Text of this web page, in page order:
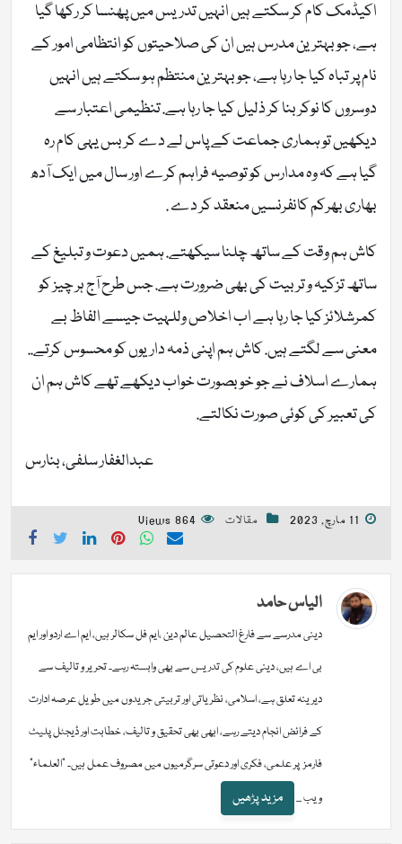
اکیڈمک کام کر سکتے ہیں انہیں تدریس میں پھنسا کر رکھا گیا
ہے، جو بہترین مدرس ہیں ان کی صلاحیتوں کو انتظامی امور کے
نام پر تباہ کیا جا رہا ہے، جو بہترین منتظم ہو سکتے ہیں انہیں
دوسروں کا نوکر بنا کر ذلیل کیا جا رہا ہے. تنظیمی اعتبار سے
دیکھیں تو ہماری جماعت کے پاس لے دے کر بس یہی کام رہ
گیا ہے کہ وہ مدارس کو توصیہ فراہم کرے اور سال میں ایک آدھ
بھاری بھرکم کانفرنسیں منعقد کر دے .
کاش ہم وقت کے ساتھ چلنا سیکھتے. ہمیں دعوت و تبلیغ کے
ساتھ تزکیہ و تربیت کی بھی ضرورت ہے. جس طرح آج ہر چیز کو
کمرشلائز کیا جا رہا ہے اب اخلاص وللہیت جیسے الفاظ بے
معنی سے لگتے ہیں. کاش ہم اپنی ذمہ داریوں کو محسوس کرتے..
ہمارے اسلاف نے جو خوبصورت خواب دیکھے تھے کاش ہم ان
کی تعبیر کی کوئی صورت نکالتے.
عبدالغفار سلفی، بنارس
11 مارچ, 2023 مقالات 864 Views
الیاس حامد
دینی مدرسے سے فارغ التحصیل عالم دین ،ایم فل سکالر ہیں، ایم اے اردو اور ایم
بی اے ہیں، دینی علوم کی تدریس سے بھی وابستہ رہے۔ تحریر و تالیف سے
دیرینہ تعلق ہے، اسلامی، نظریاتی اور تربیتی جریدوں میں طویل عرصہ ادارت
کے فرائض انجام دیتے رہے، ابھی بھی تحقیق و تالیف، خطابت اور ڈیجٹل پلیٹ
فارمز پر علمی، فکری اور دعوتی سرگرمیوں میں مصروف عمل ہیں۔ "العلماء"
ویب ...
مزید پڑھیں